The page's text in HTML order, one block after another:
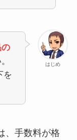
はじめ
を
、手数料が格